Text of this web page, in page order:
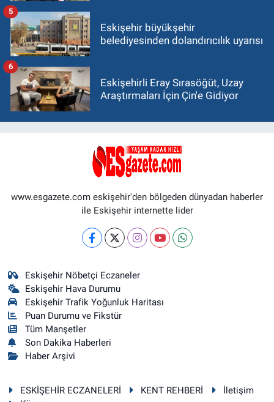
Eskişehir büyükşehir
belediyesinden dolandırıcılık uyarısı
5
Eskişehirli Eray Sırasöğüt, Uzay
Araştırmaları İçin Çin'e Gidiyor
6
www.esgazete.com eskişehir'den bölgeden dünyadan haberler
ile Eskişehir internette lider
Eskişehir Nöbetçi Eczaneler
Eskişehir Hava Durumu
Eskişehir Trafik Yoğunluk Haritası
Puan Durumu ve Fikstür
Tüm Manşetler
Son Dakika Haberleri
Haber Arşivi
ESKİŞEHİR ECZANELERİ KENT REHBERİ
İletişim